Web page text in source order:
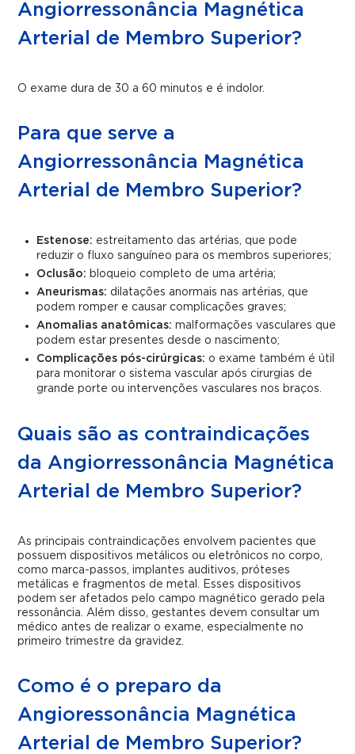
Angiorressonância Magnética
Arterial de Membro Superior?
O exame dura de 30 a 60 minutos e é indolor.
Para que serve a
Angiorressonância Magnética
Arterial de Membro Superior?
Estenose: estreitamento das artérias, que pode
reduzir o fluxo sanguíneo para os membros superiores;
Oclusão: bloqueio completo de uma artéria;
Aneurismas: dilatações anormais nas artérias, que
podem romper e causar complicações graves;
Anomalias anatômicas:malformações vasculares que
podem estar presentes desde o nascimento;
Complicações pós-cirúrgicas: o exame também é útil
para monitorar o sistema vascular após cirurgias de
grande porte ou intervenções vasculares nos braços.
Quais são as contraindicações
da Angiorressonância Magnética
Arterial de Membro Superior?
As principais contraindicações envolvem pacientes que
possuem dispositivos metálicos ou eletrônicos no corpo,
como marca-passos, implantes auditivos, próteses
metálicas e fragmentos de metal. Esses dispositivos
podem ser afetados pelo campo magnético gerado pela
ressonância. Além disso, gestantes devem consultar um
médico antes de realizar o exame, especialmente no
primeiro trimestre da gravidez.
Como é o preparo da
Angioressonância Magnética
Arterial de Membro Superior?